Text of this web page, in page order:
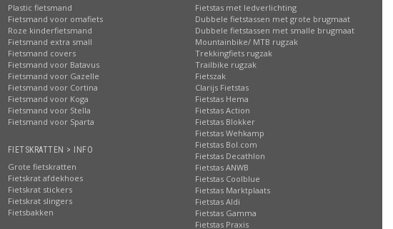
Plastic fietsmand
Fietsmand voor omafiets
Roze kinderfietsmand
Fietsmand extra small
Fietsmand covers
Fietsmand voor Batavus
Fietsmand voor Gazelle
Fietsmand voor Cortina
Fietsmand voor Koga
Fietsmand voor Stella
Fietsmand voor Sparta
FIETSKRATTEN > INFO
Grote fietskratten
Fietskrat afdekhoes
Fietskrat stickers
Fietskrat slingers
Fietsbakken
Fietstas met ledverlichting
Dubbele fietstassen met grote brugmaat
Dubbele fietstassen met smalle brugmaat
Mountainbike/ MTB rugzak
Trekkingfiets rugzak
Trailbike rugzak
Fietszak
Clarijs Fietstas
Fietstas Hema
Fietstas Action
Fietstas Blokker
Fietstas Wehkamp
Fietstas Bol.com
Fietstas Decathlon
Fietstas ANWB
Fietstas Coolblue
Fietstas Marktplaats
Fietstas Aldi
Fietstas Gamma
Fietstas Praxis